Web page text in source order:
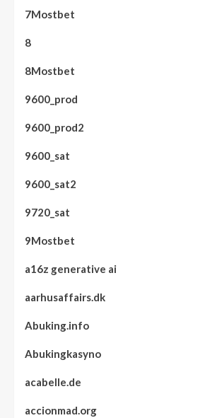
7Mostbet
8
8Mostbet
9600_prod
9600_prod2
9600_sat
9600_sat2
9720_sat
9Mostbet
a16z generative ai
aarhusaffairs.dk
Abuking.info
Abukingkasyno
acabelle.de
accionmad.org